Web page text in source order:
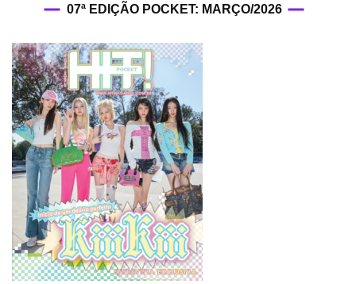
07ª EDIÇÃO POCKET: MARÇO/2026